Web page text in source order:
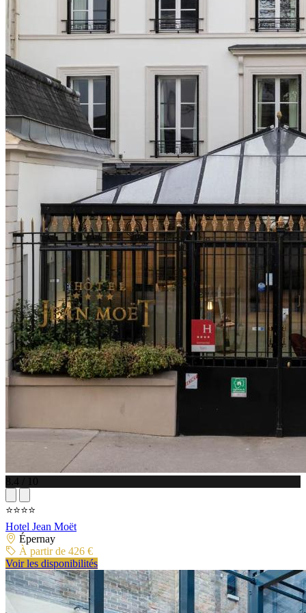
8.4 / 10
⭐⭐⭐⭐
Hotel Jean Moët
Épernay
À partir de 426 €
Voir les disponibilités